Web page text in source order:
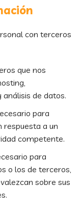
con terceros
que nos
de datos.
para
respuesta a un
competente.
para
o los de terceros,
sobre sus